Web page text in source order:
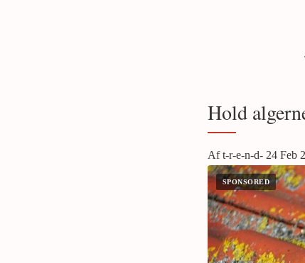
Hold
Af t-r-e-n-d- 24 Feb